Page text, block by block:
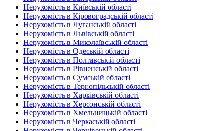
Нерухомість в Київській області
Нерухомість в Кіровоградській області
Нерухомість в Луганській області
Нерухомість в Львівській області
Нерухомість в Миколаївській області
Нерухомість в Одеській області
Нерухомість в Полтавській області
Нерухомість в Рівненській області
Нерухомість в Сумській області
Нерухомість в Тернопільській області
Нерухомість в Харківській області
Нерухомість в Херсонській області
Нерухомість в Хмельницькій області
Нерухомість в Черкаській області